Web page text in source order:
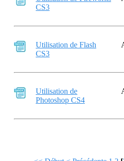
CS3
Utilisation de Flash
CS3
Utilisation de
Photoshop CS4